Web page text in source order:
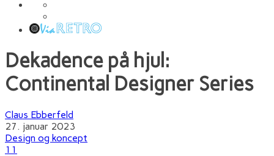
Dekadence på hjul:
Continental Designer Series
Claus Ebberfeld
27. januar 2023
Design og koncept
11